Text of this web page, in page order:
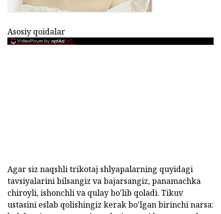
Asosiy qoidalar
Agar siz naqshli trikotaj shlyapalarning quyidagi
tavsiyalarini bilsangiz va bajarsangiz, panamachka
chiroyli, ishonchli va qulay bo'lib qoladi. Tikuv
ustasini eslab qolishingiz kerak bo'lgan birinchi narsa: